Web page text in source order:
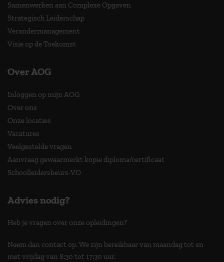
Samenwerken aan Complexe Opgaven
Strategisch Leiderschap
Verandermanagement
Visie op de Toekomst
Over AOG
Inloggen op mijn AOG
Over ons
Onze locaties
Vacatures
Veelgestelde vragen
Aanvraag gewaarmerkt kopie diploma/certificaat
Schoolleidersbeurs-VO
Advies nodig?
Heb je vragen over onze opleidingen?
Neem dan contact op. We zijn bereikbaar van maandag tot en
met vrijdag van 8:30 tot 17:30 uur.